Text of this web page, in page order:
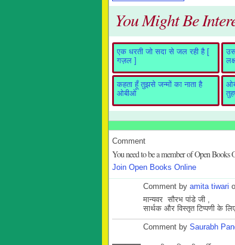
You Might Be
एक धरती जो सदा से जल रही है [
गज़ल ]
कहता हूँ तुझसे जन्मों का नाता है
ओबीओ
Comment
You need to be a member of Open Books
Join Open Books Online
Comment by amita tiwari
मान्यवर सौरभ पांडे जी ,
सार्थक और विस्तृत टिप्पणी के
Comment by Saurabh